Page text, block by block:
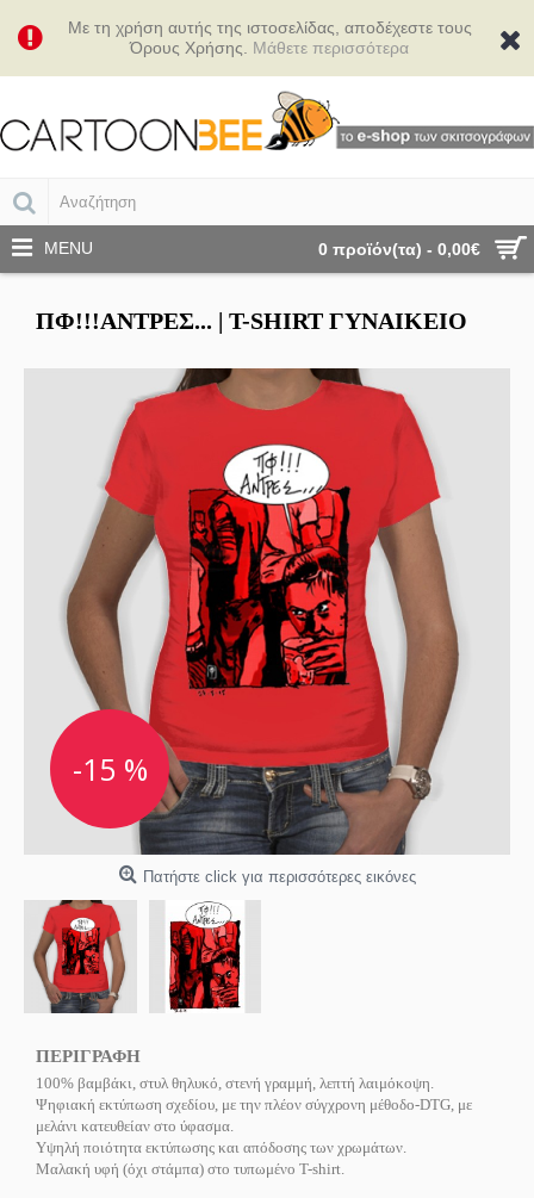
Με τη χρήση αυτής της ιστοσελίδας, αποδέχεστε τους
Όρους Χρήσης. Μάθετε περισσότερα
0 προϊόν(τα) - 0,00€
MENU
ΠΦ!!!ΑΝΤΡΕΣ... | Τ-SHIRT ΓΥΝΑΙΚΕΊΟ
-15 %
Πατήστε click για περισσότερες εικόνες
ΠΕΡΙΓΡΑΦΗ
100% βαμβάκι, στυλ θηλυκό, στενή γραμμή, λεπτή λαιμόκοψη.
Ψηφιακή εκτύπωση σχεδίου, με την πλέον σύγχρονη μέθοδο-DTG, με
μελάνι κατευθείαν στο ύφασμα.
Υψηλή ποιότητα εκτύπωσης και απόδοσης των χρωμάτων.
Μαλακή υφή (όχι στάμπα) στο τυπωμένο T-shirt.